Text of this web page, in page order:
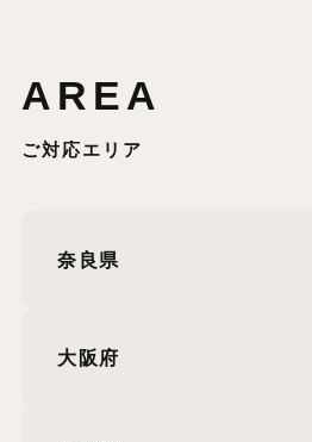
AREA
ご対応エリア
奈良県
大阪府